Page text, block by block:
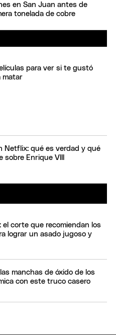
en San Juan antes de
tonelada de cobre
para ver si te gustó
matar
Netflix: qué es verdad y qué
sobre Enrique VIII
el corte que recomiendan los
lograr un asado jugoso y
manchas de óxido de los
con este truco casero